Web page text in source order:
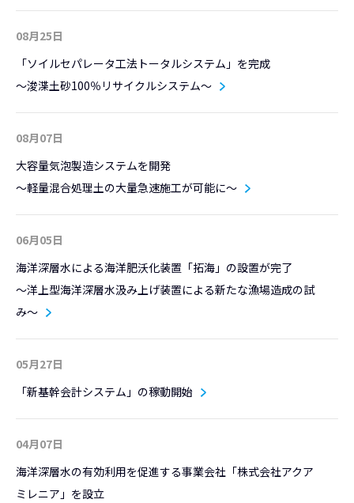
08月25日
「ソイルセパレータ工法トータルシステム」を完成
～浚渫土砂100％リサイクルシステム～
08月07日
大容量気泡製造システムを開発
～軽量混合処理土の大量急速施工が可能に～
06月05日
海洋深層水による海洋肥沃化装置「拓海」の設置が完了
～洋上型海洋深層水汲み上げ装置による新たな漁場造成の試
み～
05月27日
「新基幹会計システム」の稼動開始
04月07日
海洋深層水の有効利用を促進する事業会社「株式会社アクア
ミレニア」を設立